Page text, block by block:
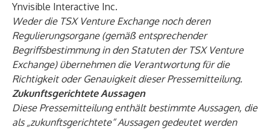
Ynvisible Interactive Inc.
Weder die TSX Venture Exchange noch deren
Regulierungsorgane (gemäß entsprechender
Begriffsbestimmung in den Statuten der TSX Venture
Exchange) übernehmen die Verantwortung für die
Richtigkeit oder Genauigkeit dieser Pressemitteilung.
Zukunftsgerichtete Aussagen
Diese Pressemitteilung enthält bestimmte Aussagen, die
als „zukunftsgerichtete“ Aussagen gedeutet werden